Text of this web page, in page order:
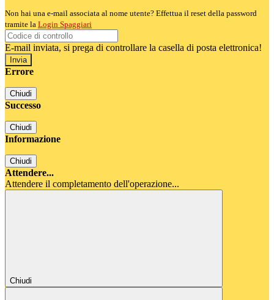
Non hai una e-mail associata al nome utente? Effettua il reset della password
tramite la Login Spaggiari
E-mail inviata, si prega di controllare la casella di posta elettronica!
Errore
Chiudi
Successo
Chiudi
Informazione
Chiudi
Attendere...
Attendere il completamento dell'operazione...
Chiudi